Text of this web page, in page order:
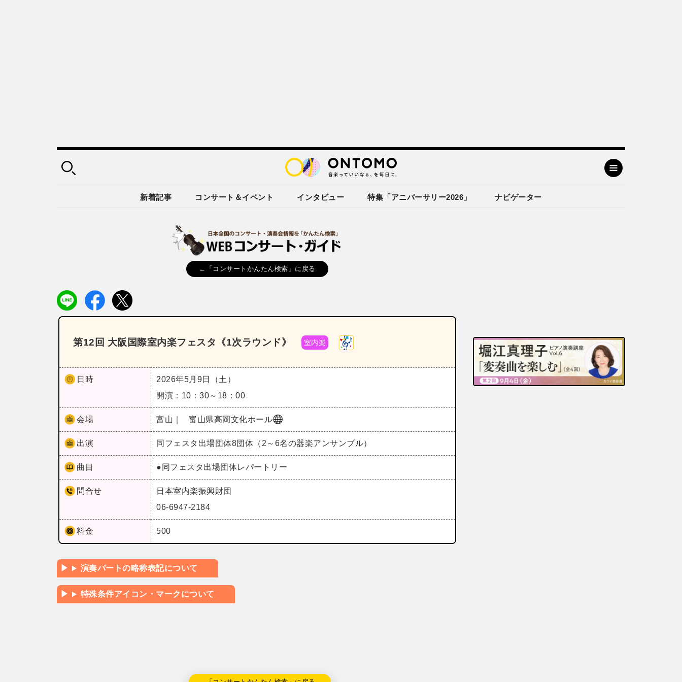
新着記事 コンサート＆イベント インタビュー 特集「アニバーサリー2026」 ナビゲーター
←「コンサートかんたん検索」に戻る
第12回 大阪国際室内楽フェスタ《1次ラウンド》 室内楽
日時
2026年5月9日（土）
開演：10：30～18：00
会場 富山｜ 富山県高岡文化ホール
出演 同フェスタ出場団体8団体（2～6名の器楽アンサンブル）
曲目 ●同フェスタ出場団体レパートリー
問合せ
日本室内楽振興財団
06-6947-2184
料金 500
演奏パートの略称表記について
特殊条件アイコン・マークについて